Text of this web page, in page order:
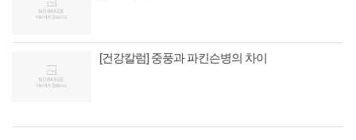
[건강칼럼] 중풍과 파킨슨병의 차이